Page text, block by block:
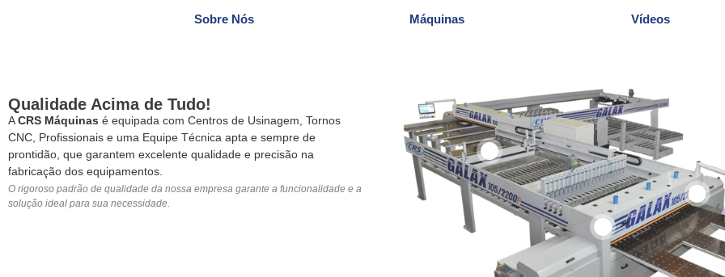
Sobre Nós Máquinas Vídeos
Qualidade Acima de Tudo!
ACRS Máquinas é equipada com Centros de Usinagem, Tornos
CNC, Profissionais e uma Equipe Técnica apta e sempre de
prontidão, que garantem excelente qualidade e precisão na
fabricação dos equipamentos.
O rigoroso padrão de qualidade da nossa empresa garante a funcionalidade e a
solução ideal para sua necessidade.